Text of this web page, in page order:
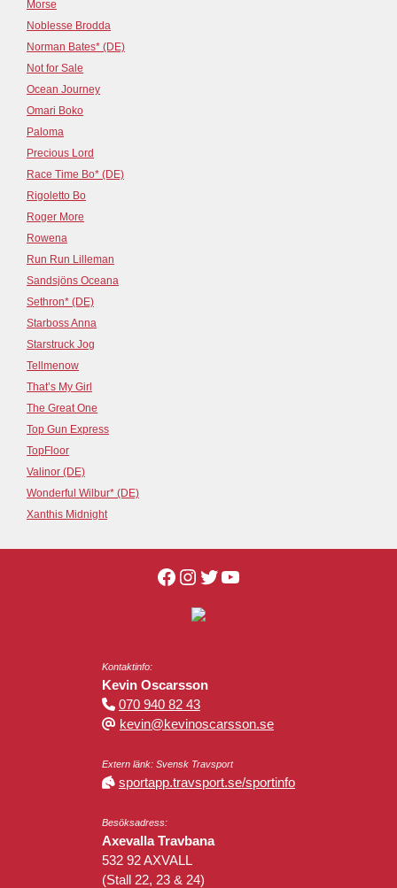
Morse
Noblesse Brodda
Norman Bates* (DE)
Not for Sale
Ocean Journey
Omari Boko
Paloma
Precious Lord
Race Time Bo* (DE)
Rigoletto Bo
Roger More
Rowena
Run Run Lilleman
Sandsjöns Oceana
Sethron* (DE)
Starboss Anna
Starstruck Jog
Tellmenow
That’s My Girl
The Great One
Top Gun Express
TopFloor
Valinor (DE)
Wonderful Wilbur* (DE)
Xanthis Midnight
Kontaktinfo:
Kevin Oscarsson
070 940 82 43
kevin@kevinoscarsson.se
Extern länk: Svensk Travsport
sportapp.travsport.se/sportinfo
Besöksadress:
Axevalla Travbana
532 92 AXVALL
(Stall 22, 23 & 24)